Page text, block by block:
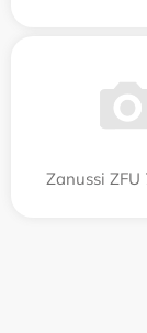
Zanussi ZFU